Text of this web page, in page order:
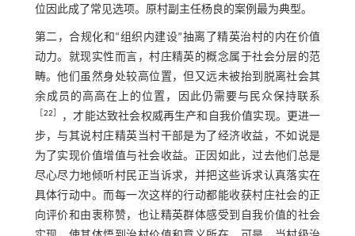
位因此成了常见选项。原村副主任杨良的案例最为典型。
第二，合规化和“组织内建设”抽离了精英治村的内在价值
动力。就现实性而言，村庄精英的概念属于社会分层的范
畴。他们虽然身处较高位置，但又远未被抬到脱离社会其
余成员的高高在上的位置，因此仍需要与民众保持联系
22
，才能达致社会权威再生产和自我价值实现。更进一
步，与其说村庄精英当村干部是为了经济收益，不如说是
为了实现价值增值与社会收益。正因如此，过去他们总是
尽心尽力地倾听村民正当诉求，并把这些诉求认真落实在
具体行动中。而每一次这样的行动都能收获村庄社会的正
向评价和由衷称赞，也让精英群体感受到自我价值的社会